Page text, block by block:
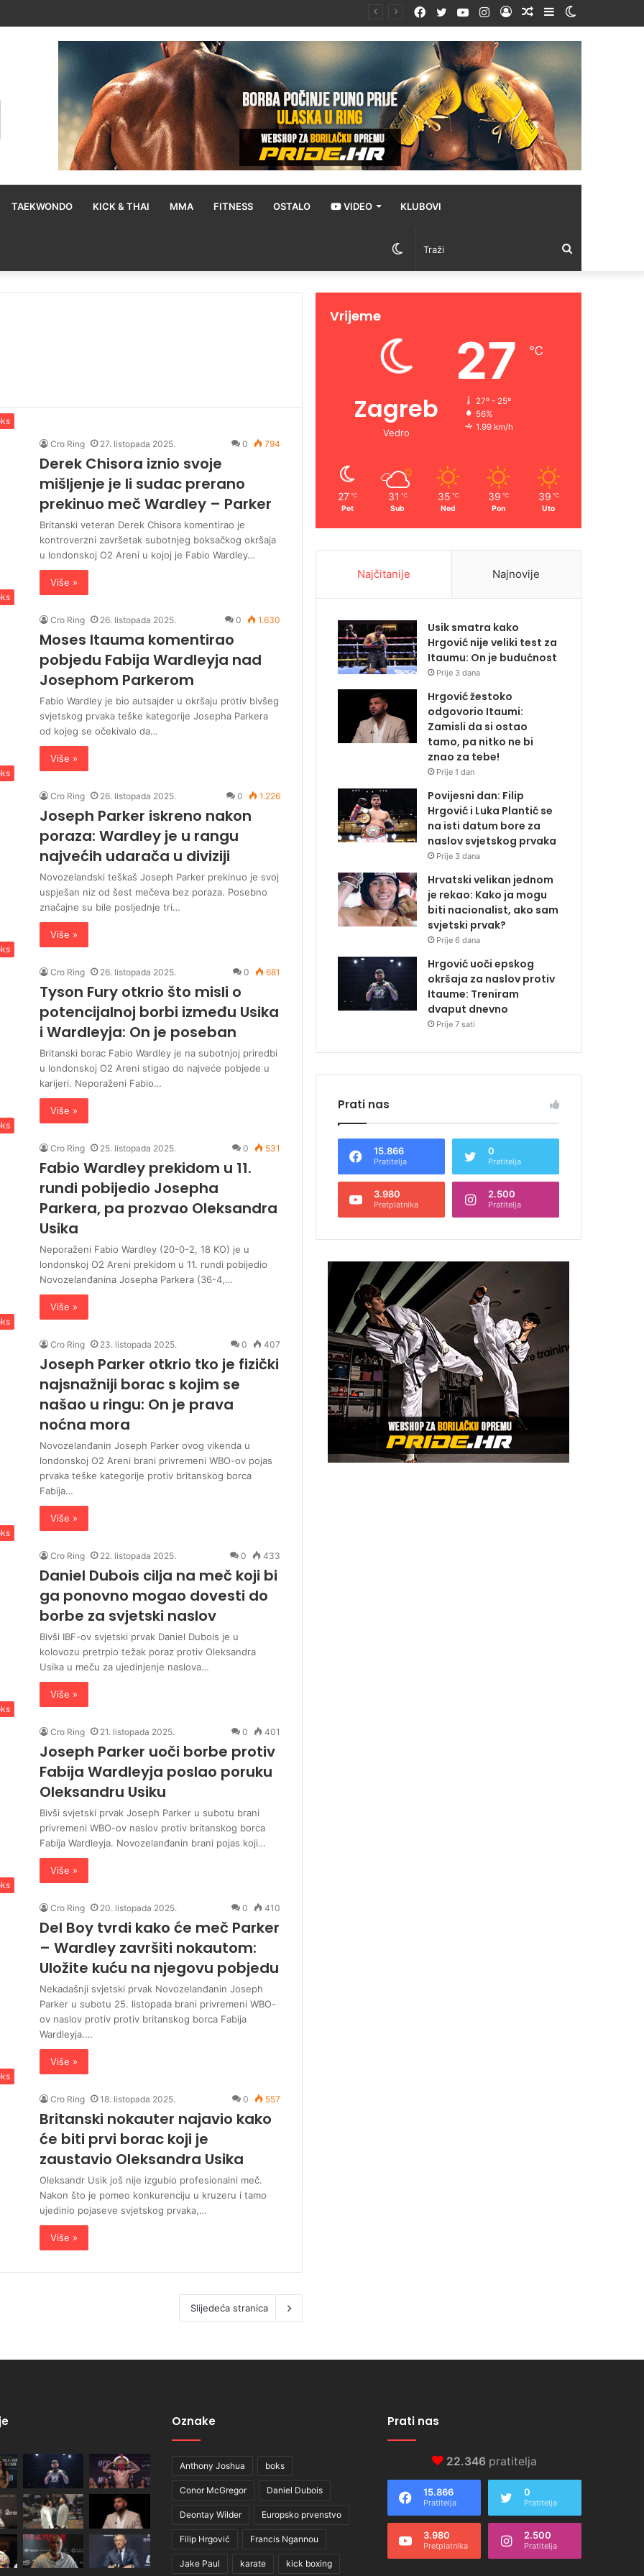
Sidebar
Random
Prijava
Instagram
YouTube
Twitter
Facebook
TAEKWONDO KICK & THAI MMA FITNESS OSTALO VIDEO KLUBOVI
Traži
Switch
skin
Cro Ring 27. listopada 2025. 0 794
Derek Chisora iznio svoje
mišljenje je li sudac prerano
prekinuo meč Wardley – Parker
Britanski veteran Derek Chisora ​​komentirao je
kontroverzni završetak subotnjeg boksačkog okršaja
u londonskoj O2 Areni u kojoj je Fabio Wardley…
Više »
Cro Ring 26. listopada 2025. 0 1.630
Moses Itauma komentirao
pobjedu Fabija Wardleyja nad
Josephom Parkerom
Fabio Wardley je bio autsajder u okršaju protiv bivšeg
svjetskog prvaka teške kategorije Josepha Parkera
od kojeg se očekivalo da…
Više »
Cro Ring 26. listopada 2025. 0 1.226
Joseph Parker iskreno nakon
poraza: Wardley je u rangu
najvećih udarača u diviziji
Novozelandski teškaš Joseph Parker prekinuo je svoj
uspješan niz od šest mečeva bez poraza. Posebno
značajne su bile posljednje tri…
Više »
Cro Ring 26. listopada 2025. 0 681
Tyson Fury otkrio što misli o
potencijalnoj borbi između Usika
i Wardleyja: On je poseban
Britanski borac Fabio Wardley je na subotnjoj priredbi
u londonskoj O2 Areni stigao do najveće pobjede u
karijeri. Neporaženi Fabio…
Više »
Cro Ring 25. listopada 2025. 0 531
Fabio Wardley prekidom u 11.
rundi pobijedio Josepha
Parkera, pa prozvao Oleksandra
Usika
Neporaženi Fabio Wardley (20-0-2, 18 KO) je u
londonskoj O2 Areni prekidom u 11. rundi pobijedio
Novozelanđanina Josepha Parkera (36-4,…
Više »
Cro Ring 23. listopada 2025. 0 407
Joseph Parker otkrio tko je fizički
najsnažniji borac s kojim se
našao u ringu: On je prava
noćna mora
Novozelanđanin Joseph Parker ovog vikenda u
londonskoj O2 Areni brani privremeni WBO-ov pojas
prvaka teške kategorije protiv britanskog borca
Fabija…
Više »
Cro Ring 22. listopada 2025. 0 433
Daniel Dubois cilja na meč koji bi
ga ponovno mogao dovesti do
borbe za svjetski naslov
Bivši IBF-ov svjetski prvak Daniel Dubois je u
kolovozu pretrpio težak poraz protiv Oleksandra
Usika u meču za ujedinjenje naslova…
Više »
Cro Ring 21. listopada 2025. 0 401
Joseph Parker uoči borbe protiv
Fabija Wardleyja poslao poruku
Oleksandru Usiku
Bivši svjetski prvak Joseph Parker u subotu brani
privremeni WBO-ov naslov protiv britanskog borca
Fabija Wardleyja. Novozelanđanin brani pojas koji…
Više »
Cro Ring 20. listopada 2025. 0 410
Del Boy ​​tvrdi kako će meč Parker
– Wardley završiti nokautom:
Uložite kuću na njegovu pobjedu
Nekadašnji svjetski prvak Novozelanđanin Joseph
Parker u subotu 25. listopada brani privremeni WBO-
ov naslov protiv protiv britanskog borca Fabija
Wardleyja.…
Više »
Cro Ring 18. listopada 2025. 0 557
Britanski nokauter najavio kako
će biti prvi borac koji je
zaustavio Oleksandra Usika
Oleksandr Usik još nije izgubio profesionalni meč.
Nakon što je pomeo konkurenciju u kruzeru i tamo
ujedinio pojaseve svjetskog prvaka,…
Više »
Slijedeća stranica
Vrijeme
Zagreb
Vedro
27 ℃
27º - 25º
56%
1.99 km/h
27 ℃
Pet
31 ℃
Sub
35 ℃
Ned
39 ℃
Pon
39 ℃
Uto
Najčitanije Najnovije
Usik smatra kako
Hrgović nije veliki test za
Itaumu: On je budućnost
Prije 3 dana
Hrgović žestoko
odgovorio Itaumi:
Zamisli da si ostao
tamo, pa nitko ne bi
znao za tebe!
Prije 1 dan
Povijesni dan: Filip
Hrgović i Luka Plantić se
na isti datum bore za
naslov svjetskog prvaka
Prije 3 dana
Hrvatski velikan jednom
je rekao: Kako ja mogu
biti nacionalist, ako sam
svjetski prvak?
Prije 6 dana
Hrgović uoči epskog
okršaja za naslov protiv
Itaume: Treniram
dvaput dnevno
Prije 7 sati
Prati nas
15.866
Pratitelja
0
Pratitelja
3.980
Pretplatnika
2.500
Pratitelja
Oznake
Anthony Joshua boks
Conor McGregor Daniel Dubois
Deontay Wilder Europsko prvenstvo
Filip Hrgović Francis Ngannou
Jake Paul karate kick boxing
Prati nas
22.346 pratitelja
15.866
Pratitelja
0
Pratitelja
3.980
Pretplatnika
2.500
Pratitelja